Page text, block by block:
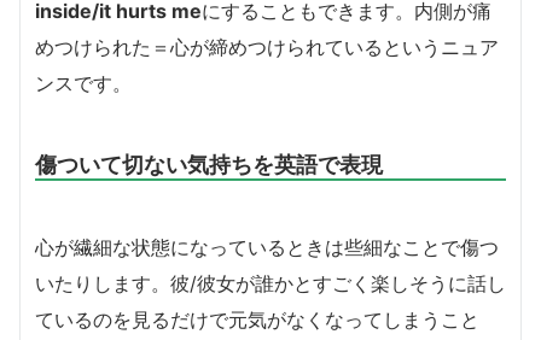
inside/it hurts meにすることもできます。内側が痛
めつけられた＝心が締めつけられているというニュア
ンスです。
傷ついて切ない気持ちを英語で表現
心が繊細な状態になっているときは些細なことで傷つ
いたりします。彼/彼女が誰かとすごく楽しそうに話し
ているのを見るだけで元気がなくなってしまうこと